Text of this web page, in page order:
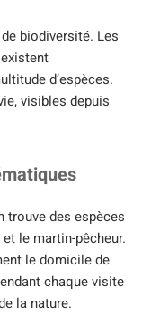
biodiversité. Les
d’espèces.
visibles depuis
trouve des espèces
le martin-pêcheur.
le domicile de
chaque visite
la nature.